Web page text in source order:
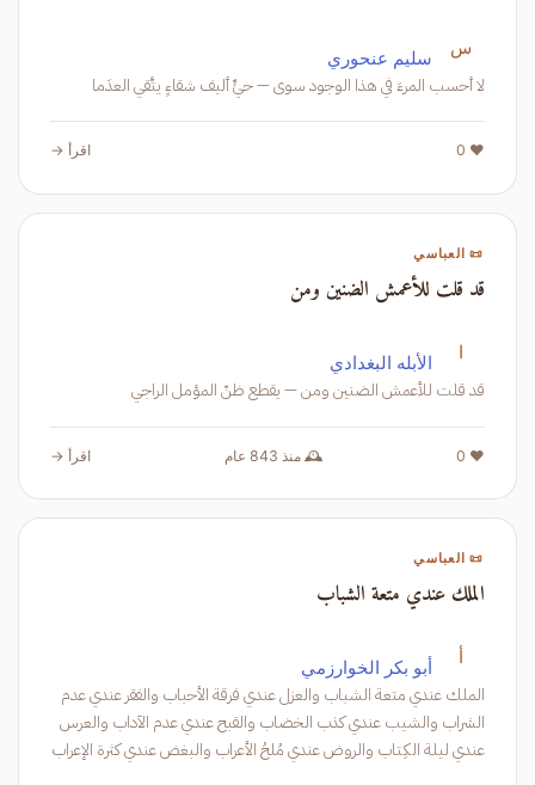
س سليم عنحوري
لا أحسب المرءَ في هذا الوجود سوى — حيٍّ أليف شقاءٍ يتَّقي العدَما
❤️ 0 اقرأ →
📜 العباسي
قد قلت للأعمش الضنين ومن
ا الأبله البغدادي
قد قلت للأعمش الضنين ومن — يقطع ظنّ المؤمل الراجي
❤️ 0 🕰️ منذ 843 عام اقرأ →
📜 العباسي
الملك عندي متعة الشباب
أ أبو بكر الخوارزمي
الملك عندي متعة الشباب والعزل عندي فرقة الأحباب والفقر عندي عدم
الشراب والشيب عندي كذب الخضاب والقبح عندي عدم الآداب والعرس
عندي ليلة الكِتاب والروض عندي مُلحُ الأعراب والبغض عندي كثرة الإعراب